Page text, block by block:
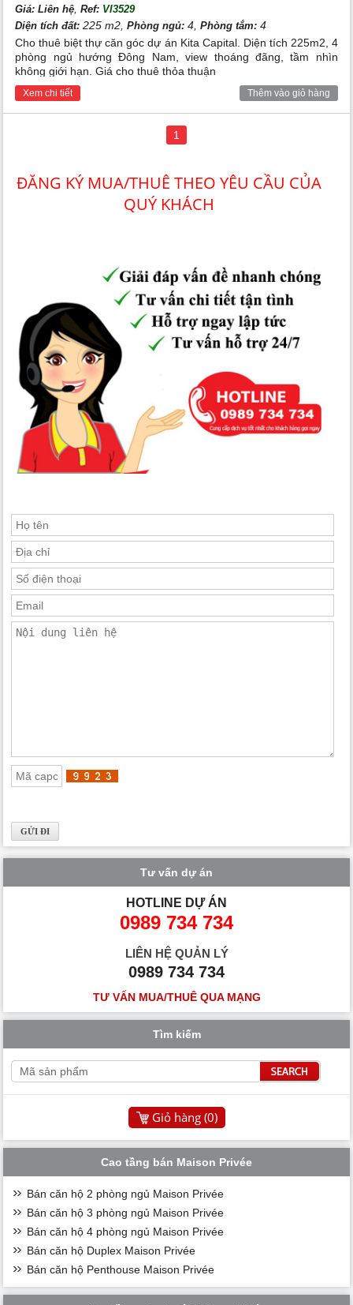
Giá:Liên hệ ,Ref: VI3529
Diện tích đất: 225 m2,Phòng ngủ: 4,Phòng tắm: 4
Cho thuê biệt thự căn góc dự án Kita Capital. Diện tích 225m2, 4
phòng ngủ hướng Đông Nam, view thoáng đãng, tầm nhìn
không giới hạn. Giá cho thuê thỏa thuận
Xem chi tiết Thêm vào giỏ hàng
1
ĐĂNG KÝ MUA/THUÊ THEO YÊU CẦU CỦA
QUÝ KHÁCH
Tư vấn dự án
HOTLINE DỰ ÁN
0989 734 734
LIÊN HỆ QUẢN LÝ
0989 734 734
TƯ VẤN MUA/THUÊ QUA MẠNG
Tìm kiếm
Giỏ hàng (0)
Cao tầng bán Maison Privée
Bán căn hộ 2 phòng ngủ Maison Privée
Bán căn hộ 3 phòng ngủ Maison Privée
Bán căn hộ 4 phòng ngủ Maison Privée
Bán căn hộ Duplex Maison Privée
Bán căn hộ Penthouse Maison Privée